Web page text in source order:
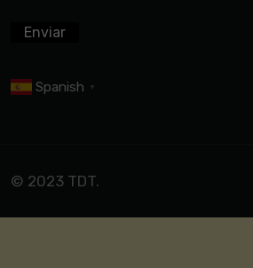
Spanish ▼
© 2023 TDT.